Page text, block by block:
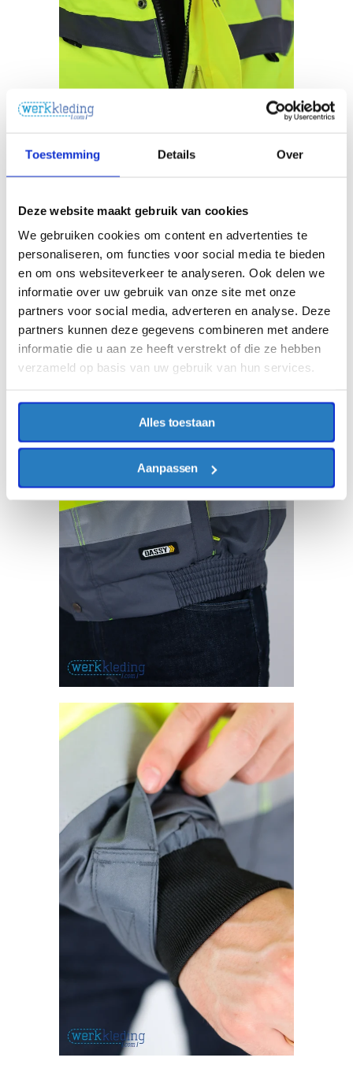
Toestemming Details Over
Deze website maakt gebruik van cookies
We gebruiken cookies om content en advertenties te
personaliseren, om functies voor social media te bieden
en om ons websiteverkeer te analyseren. Ook delen we
informatie over uw gebruik van onze site met onze
partners voor social media, adverteren en analyse. Deze
partners kunnen deze gegevens combineren met andere
informatie die u aan ze heeft verstrekt of die ze hebben
verzameld op basis van uw gebruik van hun services.
Alles toestaan
Aanpassen